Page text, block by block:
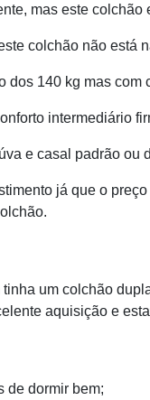
mas este
colchão não está
dos 140 kg mas
intermediário
e casal padrão ou
já que o
um colchão
aquisição e
de dormir bem;